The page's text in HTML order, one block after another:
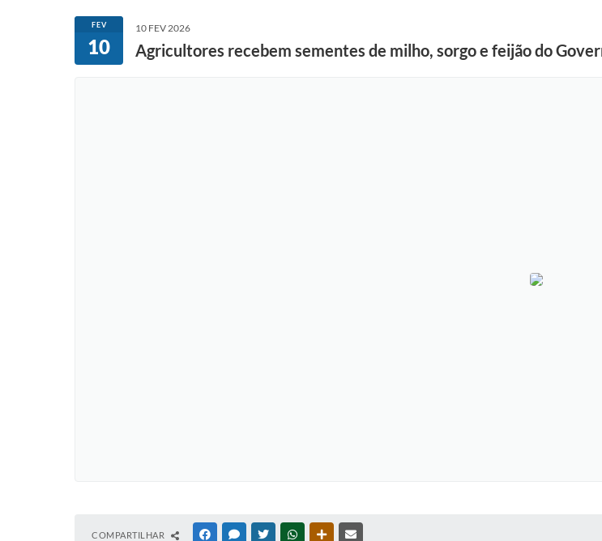
FEV
10
10 FEV 2026
Agricultores recebem sementes de milho, sorgo e feijão do
COMPARTILHAR FACEBOOKMESSENGER
TWITTERWHATSAPPOUTRAS MÍDIAS